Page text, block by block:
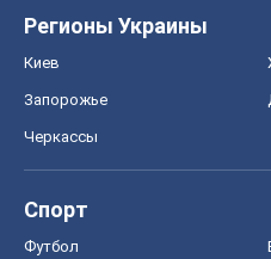
Регионы Украины
Киев
Запорожье
Черкассы
Спорт
Футбол